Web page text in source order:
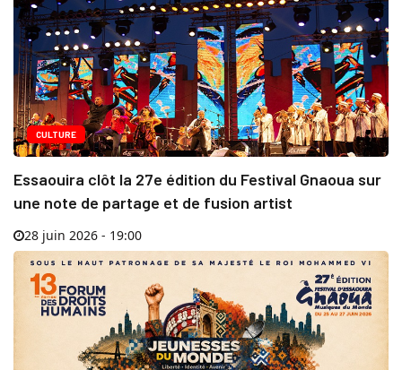
CULTURE
Essaouira clôt la 27e édition du Festival Gnaoua sur
une note de partage et de fusion artist
28 juin 2026 - 19:00